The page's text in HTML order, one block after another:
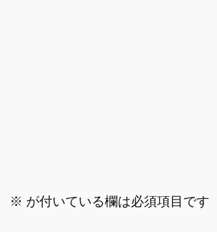
※ が付いている欄は必須項目です